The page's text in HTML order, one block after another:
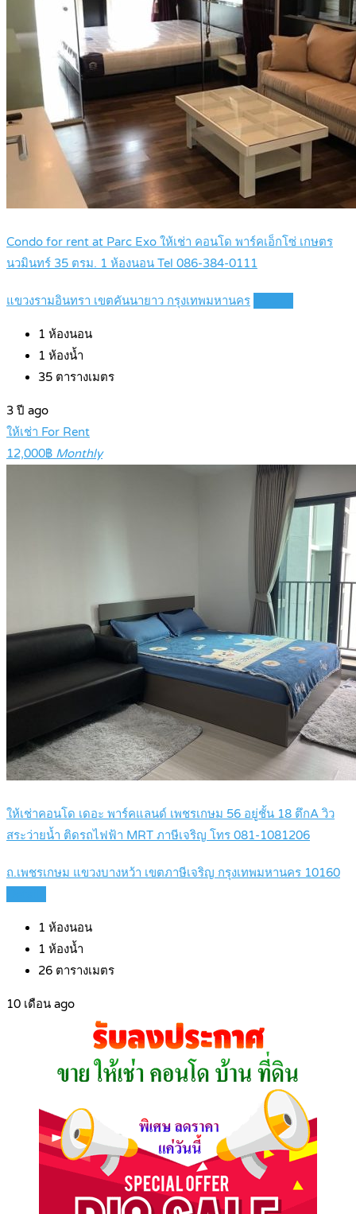
Condo for rent at Parc Exo ให้เช่า คอนโด พาร์คเอ็กโซ่ เกษตร
นวมินทร์ 35 ตรม. 1 ห้องนอน Tel 086-384-0111
แขวงรามอินทรา เขตคันนายาว กรุงเทพมหานคร
1 ห้องนอน
1 ห้องน้ำ
35 ตารางเมตร
3 ปี ago
ให้เช่า For Rent
12,000฿ Monthly
ให้เช่าคอนโด เดอะ พาร์คแลนด์ เพชรเกษม 56 อยู่ชั้น 18 ตึกA วิว
สระว่ายน้ำ ติดรถไฟฟ้า MRT ภาษีเจริญ โทร 081-1081206
ถ.เพชรเกษม แขวงบางหว้า เขตภาษีเจริญ กรุงเทพมหานคร 10160
1 ห้องนอน
1 ห้องน้ำ
26 ตารางเมตร
10 เดือน ago